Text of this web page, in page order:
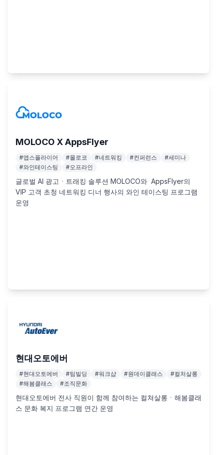
MOLOCO X AppsFlyer
#앱스플라이어 #몰로코 #네트워킹 #컨퍼런스 #세미나
#와인테이스팅 #오프라인
글로벌 AI 광고ㆍ트래킹 솔루션 MOLOCO와  AppsFlyer의
VIP 고객 초청 네트워킹 디너 행사의 와인 테이스팅 프로그램
운영
현대오토에버
#현대오토에버 #팀빌딩 #워크샵 #원데이클래스 #컬처살롱
#해봄클래스 #조직문화
현대오토에버 전사 직원이 함께 참여하는 컬쳐살롱ㆍ해봄클래
스 문화 복지 프로그램 연간 운영